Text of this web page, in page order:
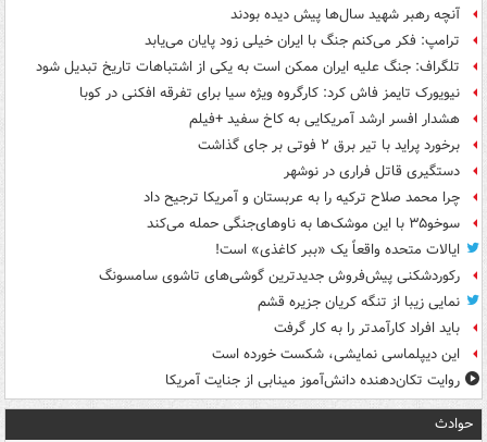
آنچه رهبر شهید سال‌ها پیش دیده بودند
ترامپ: فکر می‌کنم جنگ با ایران خیلی زود پایان می‌یابد
تلگراف: جنگ علیه ایران ممکن است به یکی از اشتباهات تاریخ تبدیل شود
نیویورک تایمز فاش کرد: کارگروه ویژه سیا برای تفرقه افکنی در کوبا
هشدار افسر ارشد آمریکایی به کاخ سفید +فیلم
برخورد پراید با تیر برق ۲ فوتی بر جای گذاشت
دستگیری قاتل فراری در نوشهر
چرا محمد صلاح ترکیه را به عربستان و آمریکا ترجیح داد
سوخو۳۵ با این موشک‌ها به ناوهای‌جنگی حمله می‌کند
ایالات متحده واقعاً یک «ببر کاغذی» است!
رکوردشکنی پیش‌فروش جدیدترین گوشی‌های تاشوی سامسونگ
نمایی زیبا از تنگه کریان جزیره قشم
باید افراد کارآمدتر را به کار گرفت
این دیپلماسی نمایشی، شکست خورده است
روایت تکان‌دهنده دانش‌آموز مینابی از جنایت آمریکا
حوادث